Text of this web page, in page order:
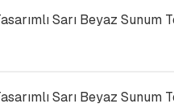
Sarı Beyaz Sunum
Sarı Beyaz Sunum